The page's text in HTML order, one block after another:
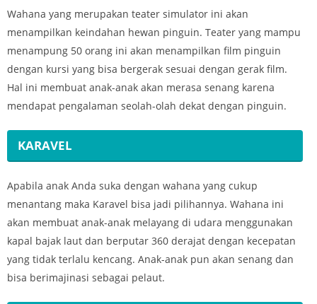
Wahana yang merupakan teater simulator ini akan
menampilkan keindahan hewan pinguin. Teater yang mampu
menampung 50 orang ini akan menampilkan film pinguin
dengan kursi yang bisa bergerak sesuai dengan gerak film.
Hal ini membuat anak-anak akan merasa senang karena
mendapat pengalaman seolah-olah dekat dengan pinguin.
KARAVEL
Apabila anak Anda suka dengan wahana yang cukup
menantang maka Karavel bisa jadi pilihannya. Wahana ini
akan membuat anak-anak melayang di udara menggunakan
kapal bajak laut dan berputar 360 derajat dengan kecepatan
yang tidak terlalu kencang. Anak-anak pun akan senang dan
bisa berimajinasi sebagai pelaut.